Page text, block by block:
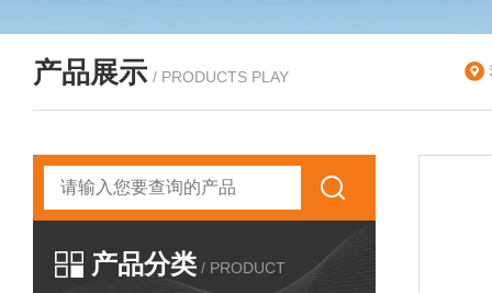
产品展示 / PRODUCTS PLAY
产品分类 / PRODUCT